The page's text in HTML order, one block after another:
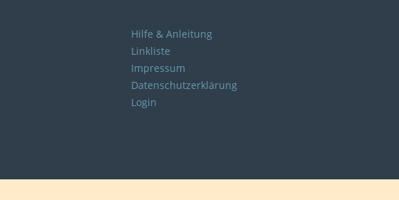
Hilfe & Anleitung
Linkliste
Impressum
Datenschutzerklärung
Login